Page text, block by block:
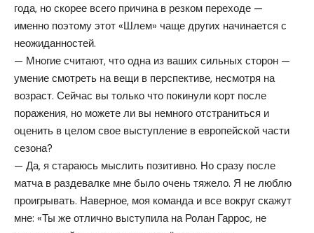
года, но скорее всего причина в резком переходе —
именно поэтому этот «Шлем» чаще других начинается с
неожиданностей.
— Многие считают, что одна из ваших сильных сторон —
умение смотреть на вещи в перспективе, несмотря на
возраст. Сейчас вы только что покинули корт после
поражения, но можете ли вы немного отстраниться и
оценить в целом свое выступление в европейской части
сезона?
— Да, я стараюсь мыслить позитивно. Но сразу после
матча в раздевалке мне было очень тяжело. Я не люблю
проигрывать. Наверное, моя команда и все вокруг скажут
мне: «Ты же отлично выступила на Ролан Гаррос, не